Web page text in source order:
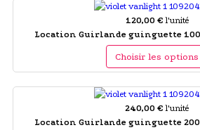
120,00 € l'unité
Location Guirlande guinguette 100
Choisir les options
240,00 € l'unité
Location Guirlande guinguette 200